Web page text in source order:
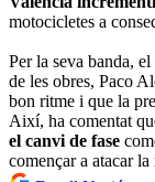
motocicletes a
Per la seva banda,
de les obres, Paco
bon ritme i que la
Així, ha comentat
el canvi de fase
començar a atacar